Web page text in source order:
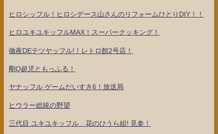
ヒロシッフル！ヒロシデース山さんのリフォームひとりDIY！！
ヒロユキユキッフルMAX！スーパークッキング！
徹夜DEテツヤッフル!！レトロ館2号店！
剛Q超児ともっふる！
ヤナッフル ゲームだいすき6！放送局
ヒウラー総統の野望
三代目 ユキユキッフル 花のひうら組! 見参！